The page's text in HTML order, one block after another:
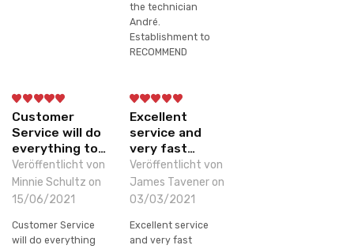
the technician
André.
Establishment to
RECOMMEND
Customer
Service will do
everything to…
Veröffentlicht von
Minnie Schultz on
15/06/2021
Customer Service
will do everything
Excellent
service and
very fast…
Veröffentlicht von
James Tavener on
03/03/2021
Excellent service
and very fast